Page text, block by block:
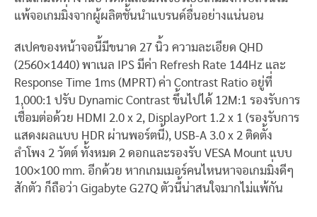
แพ้จอเกมมิ่งจากผู้ผลิตชั้นนำแบรนด์อื่นอย่างแน่นอน
สเปคของหน้าจอนี้มีขนาด 27 นิ้ว ความละเอียด QHD
(2560×1440) พาเนล IPS มีค่า Refresh Rate 144Hz และ
Response Time 1ms (MPRT) ค่า Contrast Ratio อยู่ที่
1,000:1 ปรับ Dynamic Contrast ขึ้นไปได้ 12M:1 รองรับการ
เชื่อมต่อด้วย HDMI 2.0 x 2, DisplayPort 1.2 x 1 (รองรับการ
แสดงผลแบบ HDR ผ่านพอร์ตนี้), USB-A 3.0 x 2 ติดตั้ง
ลำโพง 2 วัตต์ ทั้งหมด 2 ดอกและรองรับ VESA Mount แบบ
100×100 mm. อีกด้วย หากเกมเมอร์คนไหนหาจอเกมมิ่งดีๆ
สักตัว ก็ถือว่า Gigabyte G27Q ตัวนี้น่าสนใจมากไม่แพ้กัน